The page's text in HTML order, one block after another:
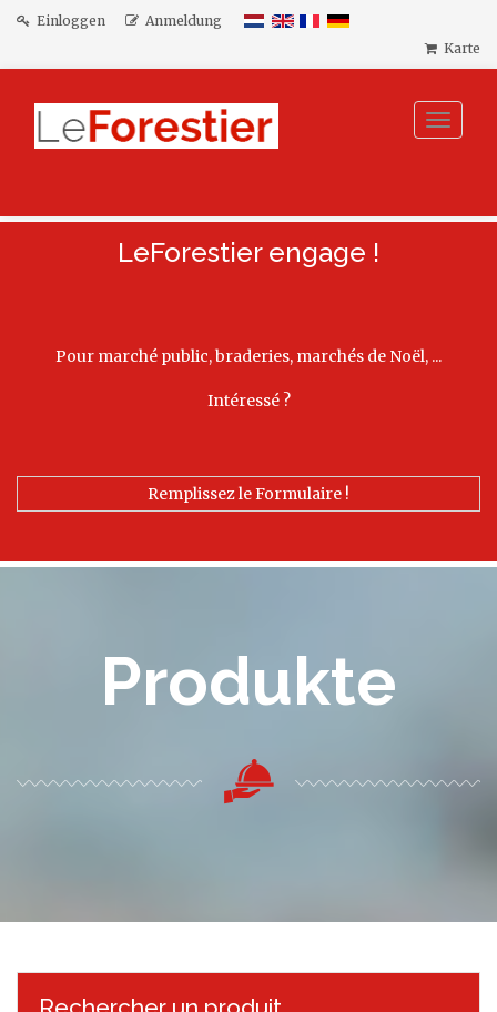
Einloggen
Anmeldung
Karte
Toggle
LeForestier engage !
Pour marché public, braderies, marchés de Noël, ...
Intéressé ?
Remplissez le Formulaire !
Produkte